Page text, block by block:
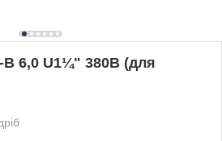
6,0 U1¼" 380В (для